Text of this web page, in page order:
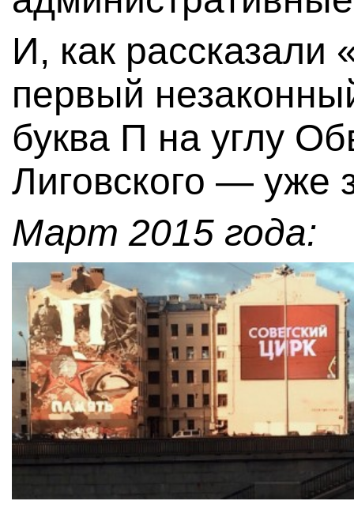
И, как рассказали
первый
буква П на углу
Лиговского — уже
Март 2015 года: